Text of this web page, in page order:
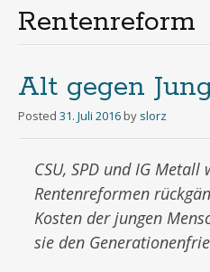
Rentenreform
Alt gegen
Posted 31. Juli 2016 by slorz
CSU, SPD und IG Metall
Rentenreformen
Kosten der jungen
sie den